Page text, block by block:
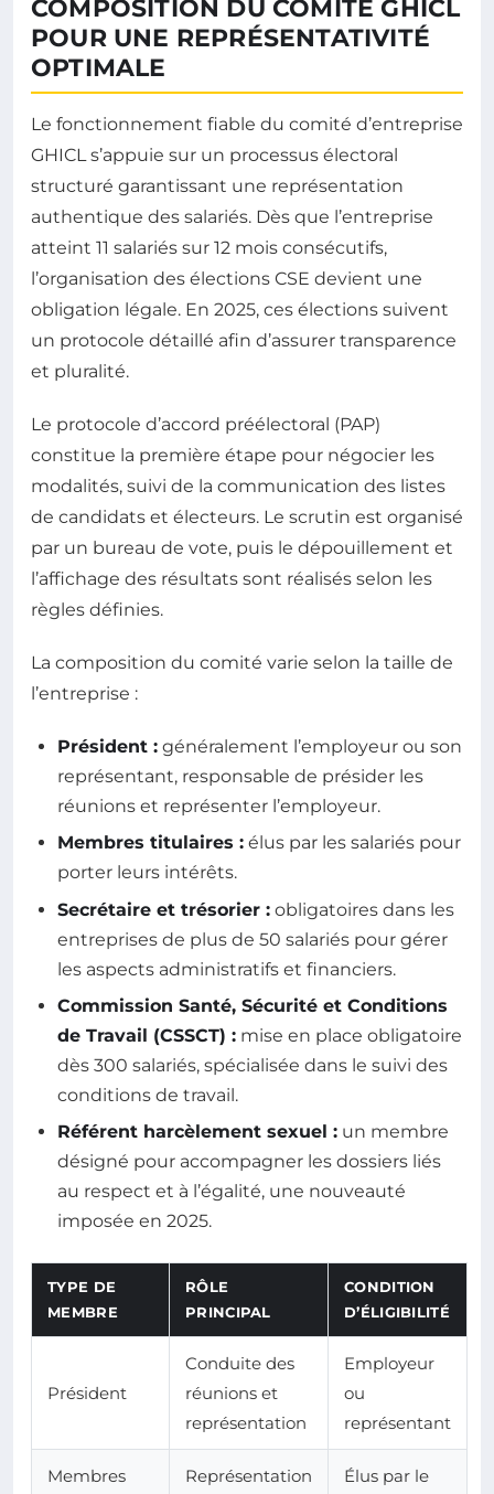
COMPOSITION DU COMITÉ GHICL
POUR UNE REPRÉSENTATIVITÉ
OPTIMALE
Le fonctionnement fiable du comité d’entreprise
GHICL s’appuie sur un processus électoral
structuré garantissant une représentation
authentique des salariés. Dès que l’entreprise
atteint 11 salariés sur 12 mois consécutifs,
l’organisation des élections CSE devient une
obligation légale. En 2025, ces élections suivent
un protocole détaillé afin d’assurer transparence
et pluralité.
Le protocole d’accord préélectoral (PAP)
constitue la première étape pour négocier les
modalités, suivi de la communication des listes
de candidats et électeurs. Le scrutin est organisé
par un bureau de vote, puis le dépouillement et
l’affichage des résultats sont réalisés selon les
règles définies.
La composition du comité varie selon la taille de
l’entreprise :
Président : généralement l’employeur ou son
représentant, responsable de présider les
réunions et représenter l’employeur.
Membres titulaires : élus par les salariés pour
porter leurs intérêts.
Secrétaire et trésorier : obligatoires dans les
entreprises de plus de 50 salariés pour gérer
les aspects administratifs et financiers.
Commission Santé, Sécurité et Conditions
de Travail (CSSCT) : mise en place obligatoire
dès 300 salariés, spécialisée dans le suivi des
conditions de travail.
Référent harcèlement sexuel : un membre
désigné pour accompagner les dossiers liés
au respect et à l’égalité, une nouveauté
imposée en 2025.
TYPE DE
MEMBRE
RÔLE
PRINCIPAL
CONDITION
D’ÉLIGIBILITÉ
Président
Conduite des
réunions et
représentation
Employeur
ou
représentant
Membres
Représentation
Élus par le